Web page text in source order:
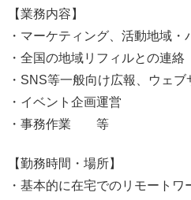
【業務内容】
・マーケティング、活動地域
・全国の地域リフィルとの連絡
・SNS等一般向け広報、ウェ
・イベント企画運営
・事務作業 等
【勤務時間・場所】
・基本的に在宅でのリモートワ